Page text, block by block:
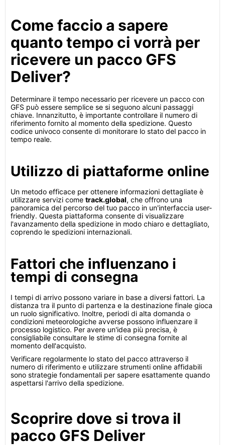
Come faccio a sapere
quanto tempo ci vorrà per
ricevere un pacco GFS
Deliver?
Determinare il tempo necessario per ricevere un pacco con
GFS può essere semplice se si seguono alcuni passaggi
chiave. Innanzitutto, è importante controllare il numero di
riferimento fornito al momento della spedizione. Questo
codice univoco consente di monitorare lo stato del pacco in
tempo reale.
Utilizzo di piattaforme online
Un metodo efficace per ottenere informazioni dettagliate è
utilizzare servizi come track.global, che offrono una
panoramica del percorso del tuo pacco in un'interfaccia user-
friendly. Questa piattaforma consente di visualizzare
l'avanzamento della spedizione in modo chiaro e dettagliato,
coprendo le spedizioni internazionali.
Fattori che influenzano i
tempi di consegna
I tempi di arrivo possono variare in base a diversi fattori. La
distanza tra il punto di partenza e la destinazione finale gioca
un ruolo significativo. Inoltre, periodi di alta domanda o
condizioni meteorologiche avverse possono influenzare il
processo logistico. Per avere un'idea più precisa, è
consigliabile consultare le stime di consegna fornite al
momento dell'acquisto.
Verificare regolarmente lo stato del pacco attraverso il
numero di riferimento e utilizzare strumenti online affidabili
sono strategie fondamentali per sapere esattamente quando
aspettarsi l'arrivo della spedizione.
Scoprire dove si trova il
pacco GFS Deliver